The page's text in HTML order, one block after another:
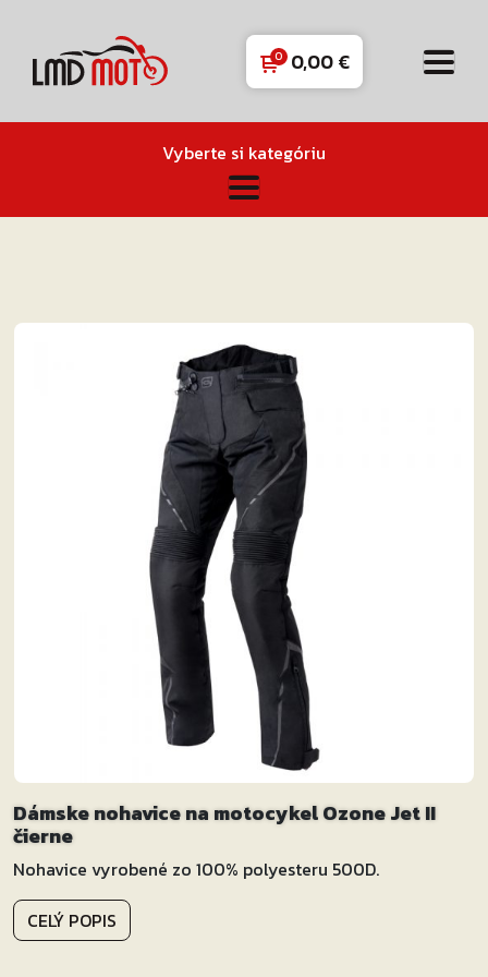
0,00€
Vyberte si kategóriu
Dámske nohavice na motocykel Ozone Jet II
čierne
Nohavice vyrobené zo 100% polyesteru 500D.
CELÝ POPIS